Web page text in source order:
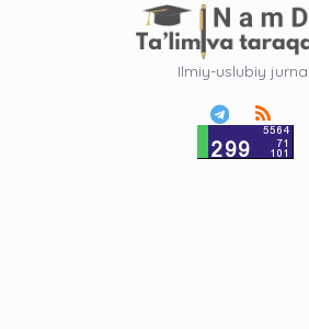
Ilmiy-uslubiy